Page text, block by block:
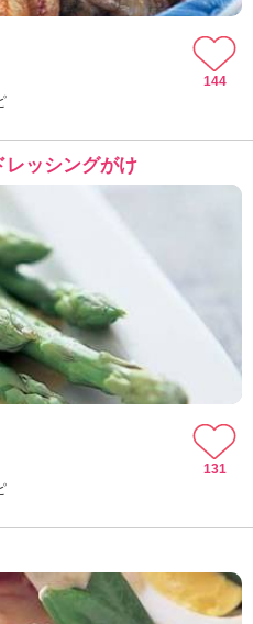
144
レッシングがけ
131